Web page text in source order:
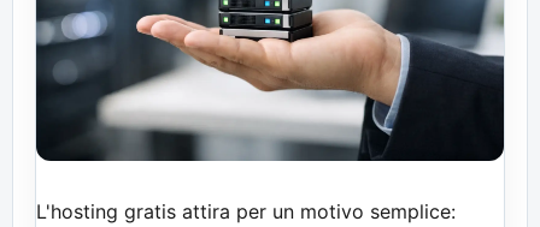
L'hosting gratis attira per un motivo semplice: